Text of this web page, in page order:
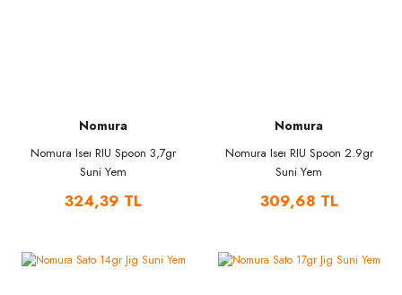
Nomura
Nomura Iseı RIU Spoon 3,7gr
Suni Yem
324,39 TL
Nomura
Nomura Iseı RIU Spoon 2.9gr
Suni Yem
309,68 TL